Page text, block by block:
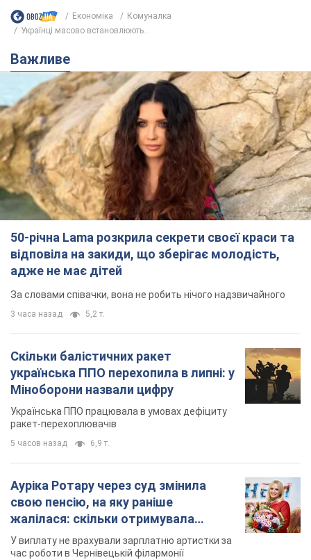
Економіка
Комуналка
Українці масово встановлюють...
Важливе
50-річна Lama розкрила секрети своєї краси та
відповіла на закиди, що зберігає молодість,
адже не має дітей
За словами співачки, вона не робить нічого надзвичайного
3 часа назад 5,2 т.
Скільки балістичних ракет
українська ППО перехопила в липні: у
Міноборони назвали цифру
Українська ППО працювала в умовах дефіциту
ракет-перехоплювачів
5 часов назад 6,9 т.
Ауріка Ротару через суд змінила
свою пенсію, на яку раніше
жалілася: скільки отримувала
співачка
У виплату не врахували зарплатню артистки за
час роботи в Чернівецькій філармонії